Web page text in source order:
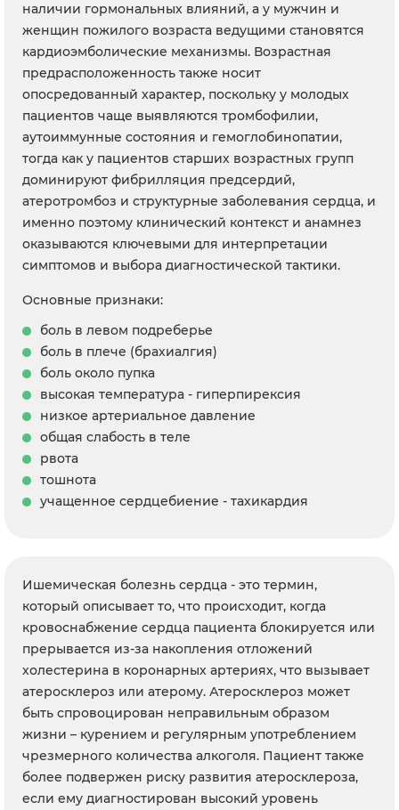
наличии гормональных влияний, а у мужчин и
женщин пожилого возраста ведущими становятся
кардиоэмболические механизмы. Возрастная
предрасположенность также носит
опосредованный характер, поскольку у молодых
пациентов чаще выявляются тромбофилии,
аутоиммунные состояния и гемоглобинопатии,
тогда как у пациентов старших возрастных групп
доминируют фибрилляция предсердий,
атеротромбоз и структурные заболевания сердца, и
именно поэтому клинический контекст и анамнез
оказываются ключевыми для интерпретации
симптомов и выбора диагностической тактики.
Основные признаки:
боль в левом подреберье
боль в плече (брахиалгия)
боль около пупка
высокая температура - гиперпирексия
низкое артериальное давление
общая слабость в теле
рвота
тошнота
учащенное сердцебиение - тахикардия
Ишемическая болезнь сердца - это термин,
который описывает то, что происходит, когда
кровоснабжение сердца пациента блокируется или
прерывается из-за накопления отложений
холестерина в коронарных артериях, что вызывает
атеросклероз или атерому. Атеросклероз может
быть спровоцирован неправильным образом
жизни – курением и регулярным употреблением
чрезмерного количества алкоголя. Пациент также
более подвержен риску развития атеросклероза,
если ему диагностирован высокий уровень